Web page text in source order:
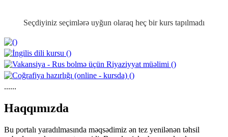
Seçdiyiniz seçimlərə uyğun olaraq heç bir kurs tapılmadı